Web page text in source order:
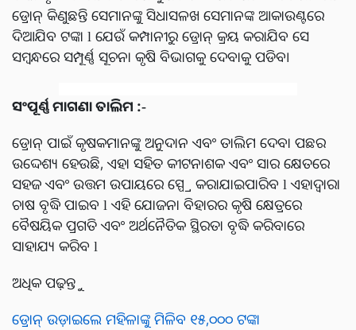
ଡ୍ରୋନ୍ କିଣୁଛନ୍ତି ସେମାନଙ୍କୁ ସିଧାସଳଖ ସେମାନଙ୍କ ଆକାଉଣ୍ଟରେ
ଦିଆଯିବ ଟଙ୍କା l ଯେଉଁ କମ୍ପାନୀରୁ ଡ୍ରୋନ୍ କ୍ରୟ କରାଯିବ ସେ
ସମ୍ବନ୍ଧରେ ସମ୍ପୂର୍ଣ୍ଣ ସୂଚନା କୃଷି ବିଭାଗକୁ ଦେବାକୁ ପଡିବ।
ସଂପୂର୍ଣ୍ଣ ମାଗଣା ତାଲିମ :-
ଡ୍ରୋନ୍ ପାଇଁ କୃଷକମାନଙ୍କୁ ଅନୁଦାନ ଏବଂ ତାଲିମ ଦେବା ପଛର
ଉଦ୍ଦେଶ୍ୟ ହେଉଛି, ଏହା ସହିତ କୀଟନାଶକ ଏବଂ ସାର କ୍ଷେତରେ
ସହଜ ଏବଂ ଉତ୍ତମ ଉପାୟରେ ସ୍ପ୍ରେ କରାଯାଇପାରିବ l ଏହାଦ୍ୱାରା
ଚାଷ ବୃଦ୍ଧି ପାଇବ l ଏହି ଯୋଜନା ବିହାରର କୃଷି କ୍ଷେତ୍ରରେ
ବୈଷୟିକ ପ୍ରଗତି ଏବଂ ଅର୍ଥନୈତିକ ସ୍ଥିରତା ବୃଦ୍ଧି କରିବାରେ
ସାହାଯ୍ୟ କରିବ l
ଅଧିକ ପଢ଼ନ୍ତୁ
ଡ୍ରୋନ୍ ଉଡ଼ାଇଲେ ମହିଳାଙ୍କୁ ମିଳିବ ୧୫,୦୦୦ ଟଙ୍କା